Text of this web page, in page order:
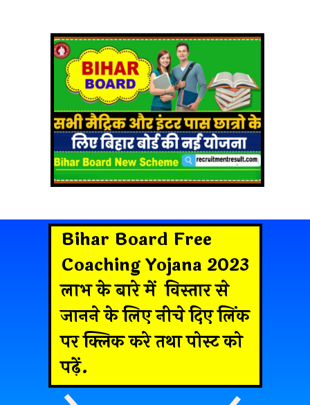
Bihar Board Free
Coaching Yojana 2023
लाभ के बारे में विस्तार से
जानने के लिए नीचे दिए लिंक
पर क्लिक करे तथा पोस्ट को
पढ़ें.